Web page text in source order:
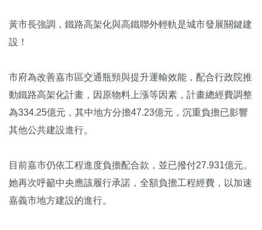
黃市長強調，鐵路高架化與高鐵聯外輕軌是城市發展關鍵建
設！
市府為改善嘉市區交通瓶頸與提升運輸效能，配合行政院推
動鐵路高架化計畫，因原物料上漲等因素，計畫總經費調整
為334.25億元，其中地方分擔47.23億元，沉重負擔已影響
其他公共建設進行。
目前嘉市仍依工程進度負擔配合款，並已撥付27.931億元。
她再次呼籲中央應該履行承諾，全額負擔工程經費，以加速
嘉義市地方建設的進行。